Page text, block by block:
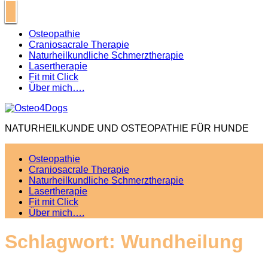
to
contentOsteopathie
Craniosacrale Therapie
Naturheilkundliche Schmerztherapie
Lasertherapie
Fit mit Click
Über mich….
NATURHEILKUNDE UND OSTEOPATHIE FÜR HUNDE
Osteopathie
Craniosacrale Therapie
Naturheilkundliche Schmerztherapie
Lasertherapie
Fit mit Click
Über mich….
Schlagwort: Wundheilung